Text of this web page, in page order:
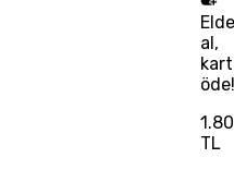
al,
TL